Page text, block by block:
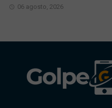
06 agosto, 2026